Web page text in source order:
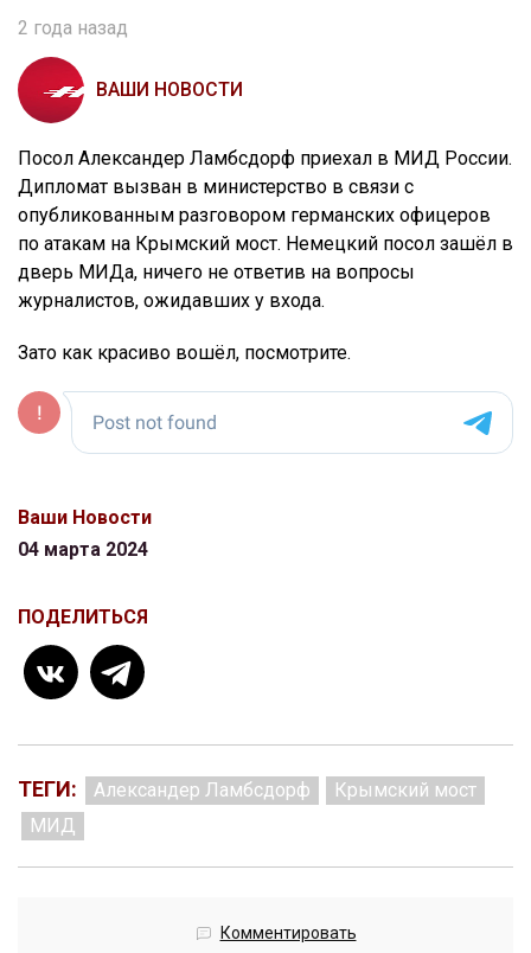
2 года назад
ВАШИ НОВОСТИ
Посол Александер Ламбсдорф приехал в МИД России.
Дипломат вызван в министерство в связи с
опубликованным разговором германских офицеров
по атакам на Крымский мост. Немецкий посол зашёл в
дверь МИДа, ничего не ответив на вопросы
журналистов, ожидавших у входа.
Зато как красиво вошёл, посмотрите.
Ваши Новости
04 марта 2024
ПОДЕЛИТЬСЯ
ТЕГИ: Александер Ламбсдорф
Крымский мост
МИД
Комментировать